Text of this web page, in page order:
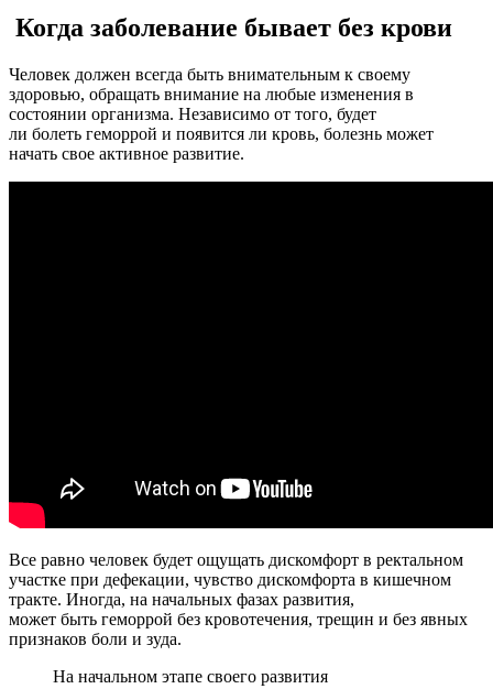
Когда заболевание бывает без крови
Человек должен всегда быть внимательным к своему
здоровью, обращать внимание на любые изменения в
состоянии организма. Независимо от того, будет
ли болеть геморрой и появится ли кровь, болезнь может
начать свое активное развитие.
Все равно человек будет ощущать дискомфорт в ректальном
участке при дефекации, чувство дискомфорта в кишечном
тракте. Иногда, на начальных фазах развития,
может быть геморрой без кровотечения, трещин и без явных
признаков боли и зуда.
На начальном этапе своего развития